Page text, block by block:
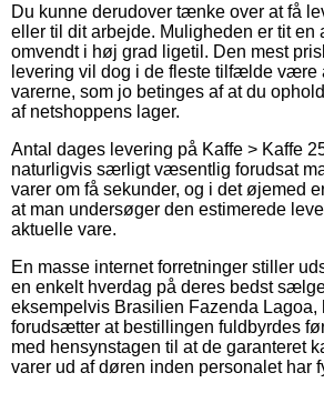
Du kunne derudover tænke over at få
eller til dit arbejde. Muligheden er tit en
omvendt i høj grad ligetil. Den mest
levering vil dog i de fleste tilfælde være
varerne, som jo betinges af at du
af netshoppens lager.
Antal dages levering på Kaffe > Kaffe
naturligvis særligt væsentlig forudsat
varer om få sekunder, og i det øjemed
at man undersøger den estimerede
aktuelle vare.
En masse internet forretninger stiller
en enkelt hverdag på deres bedst
eksempelvis Brasilien Fazenda Lagoa,
forudsætter at bestillingen fuldbyrdes
med hensynstagen til at de garanteret
varer ud af døren inden personalet har